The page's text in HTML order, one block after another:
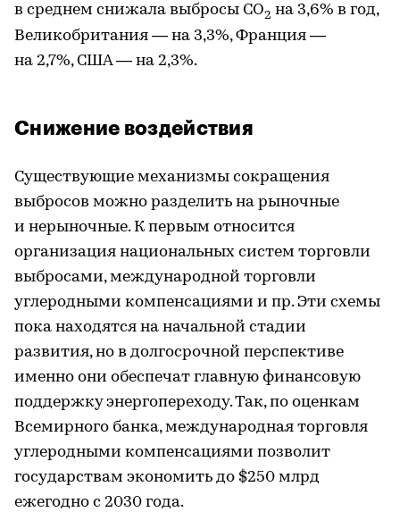
в среднем снижала выбросы CO2 на 3,6% в год,
Великобритания — на 3,3%, Франция —
на 2,7%, США — на 2,3%.
Снижение воздействия
Существующие механизмы сокращения
выбросов можно разделить на рыночные
и нерыночные. К первым относится
организация национальных систем торговли
выбросами, международной торговли
углеродными компенсациями и пр. Эти схемы
пока находятся на начальной стадии
развития, но в долгосрочной перспективе
именно они обеспечат главную финансовую
поддержку энергопереходу. Так, по оценкам
Всемирного банка, международная торговля
углеродными компенсациями позволит
государствам экономить до $250 млрд
ежегодно с 2030 года.